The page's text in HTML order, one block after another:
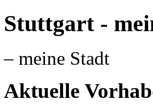
Stuttgart -
– meine Stadt
Aktuelle